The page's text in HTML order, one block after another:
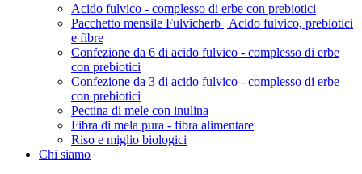
Acido fulvico - complesso di erbe con prebiotici
Pacchetto mensile Fulvicherb | Acido fulvico, prebiotici
e fibre
Confezione da 6 di acido fulvico - complesso di erbe
con prebiotici
Confezione da 3 di acido fulvico - complesso di erbe
con prebiotici
Pectina di mele con inulina
Fibra di mela pura - fibra alimentare
Riso e miglio biologici
Chi siamo